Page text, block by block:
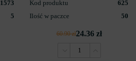
1573
5
Kod produktu
625
Ilość w paczce
50
60.90 zł24.36 zł